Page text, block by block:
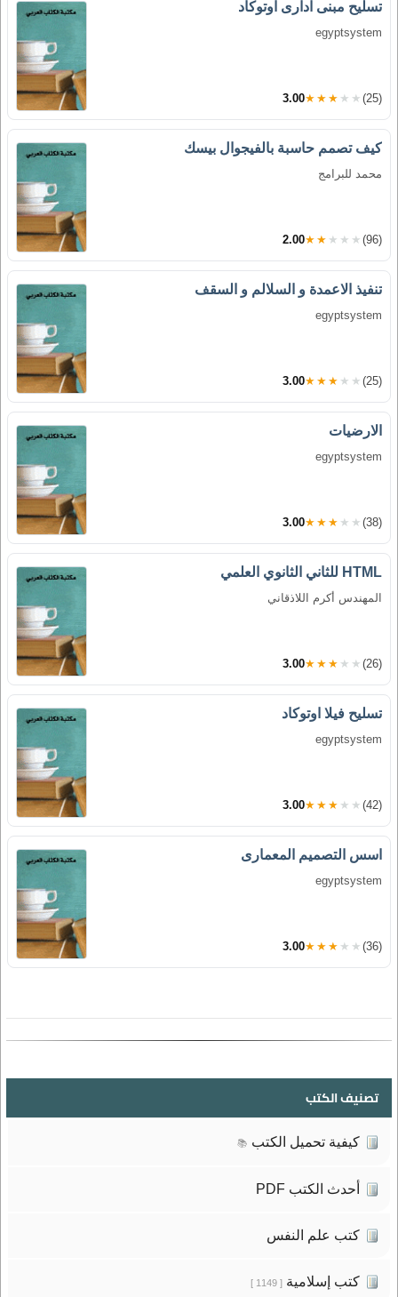
تسليح مبنى ادارى اوتوكاد
egyptsystem
3.00★★★★★ (25)
كيف تصمم حاسبة بالفيجوال بيسك
محمد للبرامج
2.00★★★★★ (96)
تنفيذ الاعمدة و السلالم و السقف
egyptsystem
3.00★★★★★ (25)
الارضيات
egyptsystem
3.00★★★★★ (38)
HTML للثاني الثانوي العلمي
المهندس أكرم اللاذقاني
3.00★★★★★ (26)
تسليح فيلا اوتوكاد
egyptsystem
3.00★★★★★ (42)
اسس التصميم المعمارى
egyptsystem
3.00★★★★★ (36)
تصنيف الكتب
كيفية تحميل الكتب 📚
أحدث الكتب PDF
كتب علم النفس
كتب إسلامية[ 1149 ]